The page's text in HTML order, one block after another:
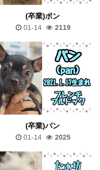
(卒業)ポン
01-14 2119
(卒業)パン
01-14 2025